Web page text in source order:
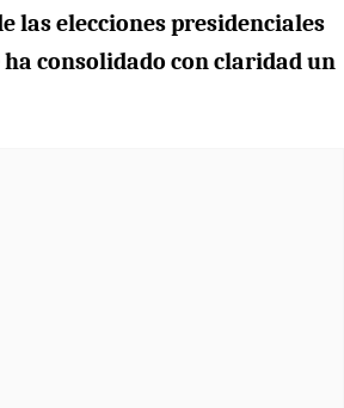
las elecciones presidenciales
ha consolidado con claridad un